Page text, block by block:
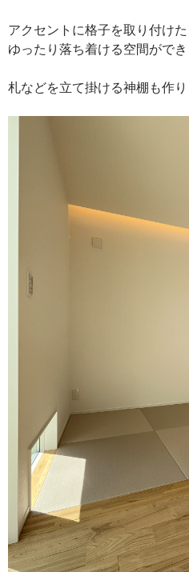
アクセントに格子を取り付け
ゆったり落ち着ける空間がで
札などを立て掛ける神棚も作